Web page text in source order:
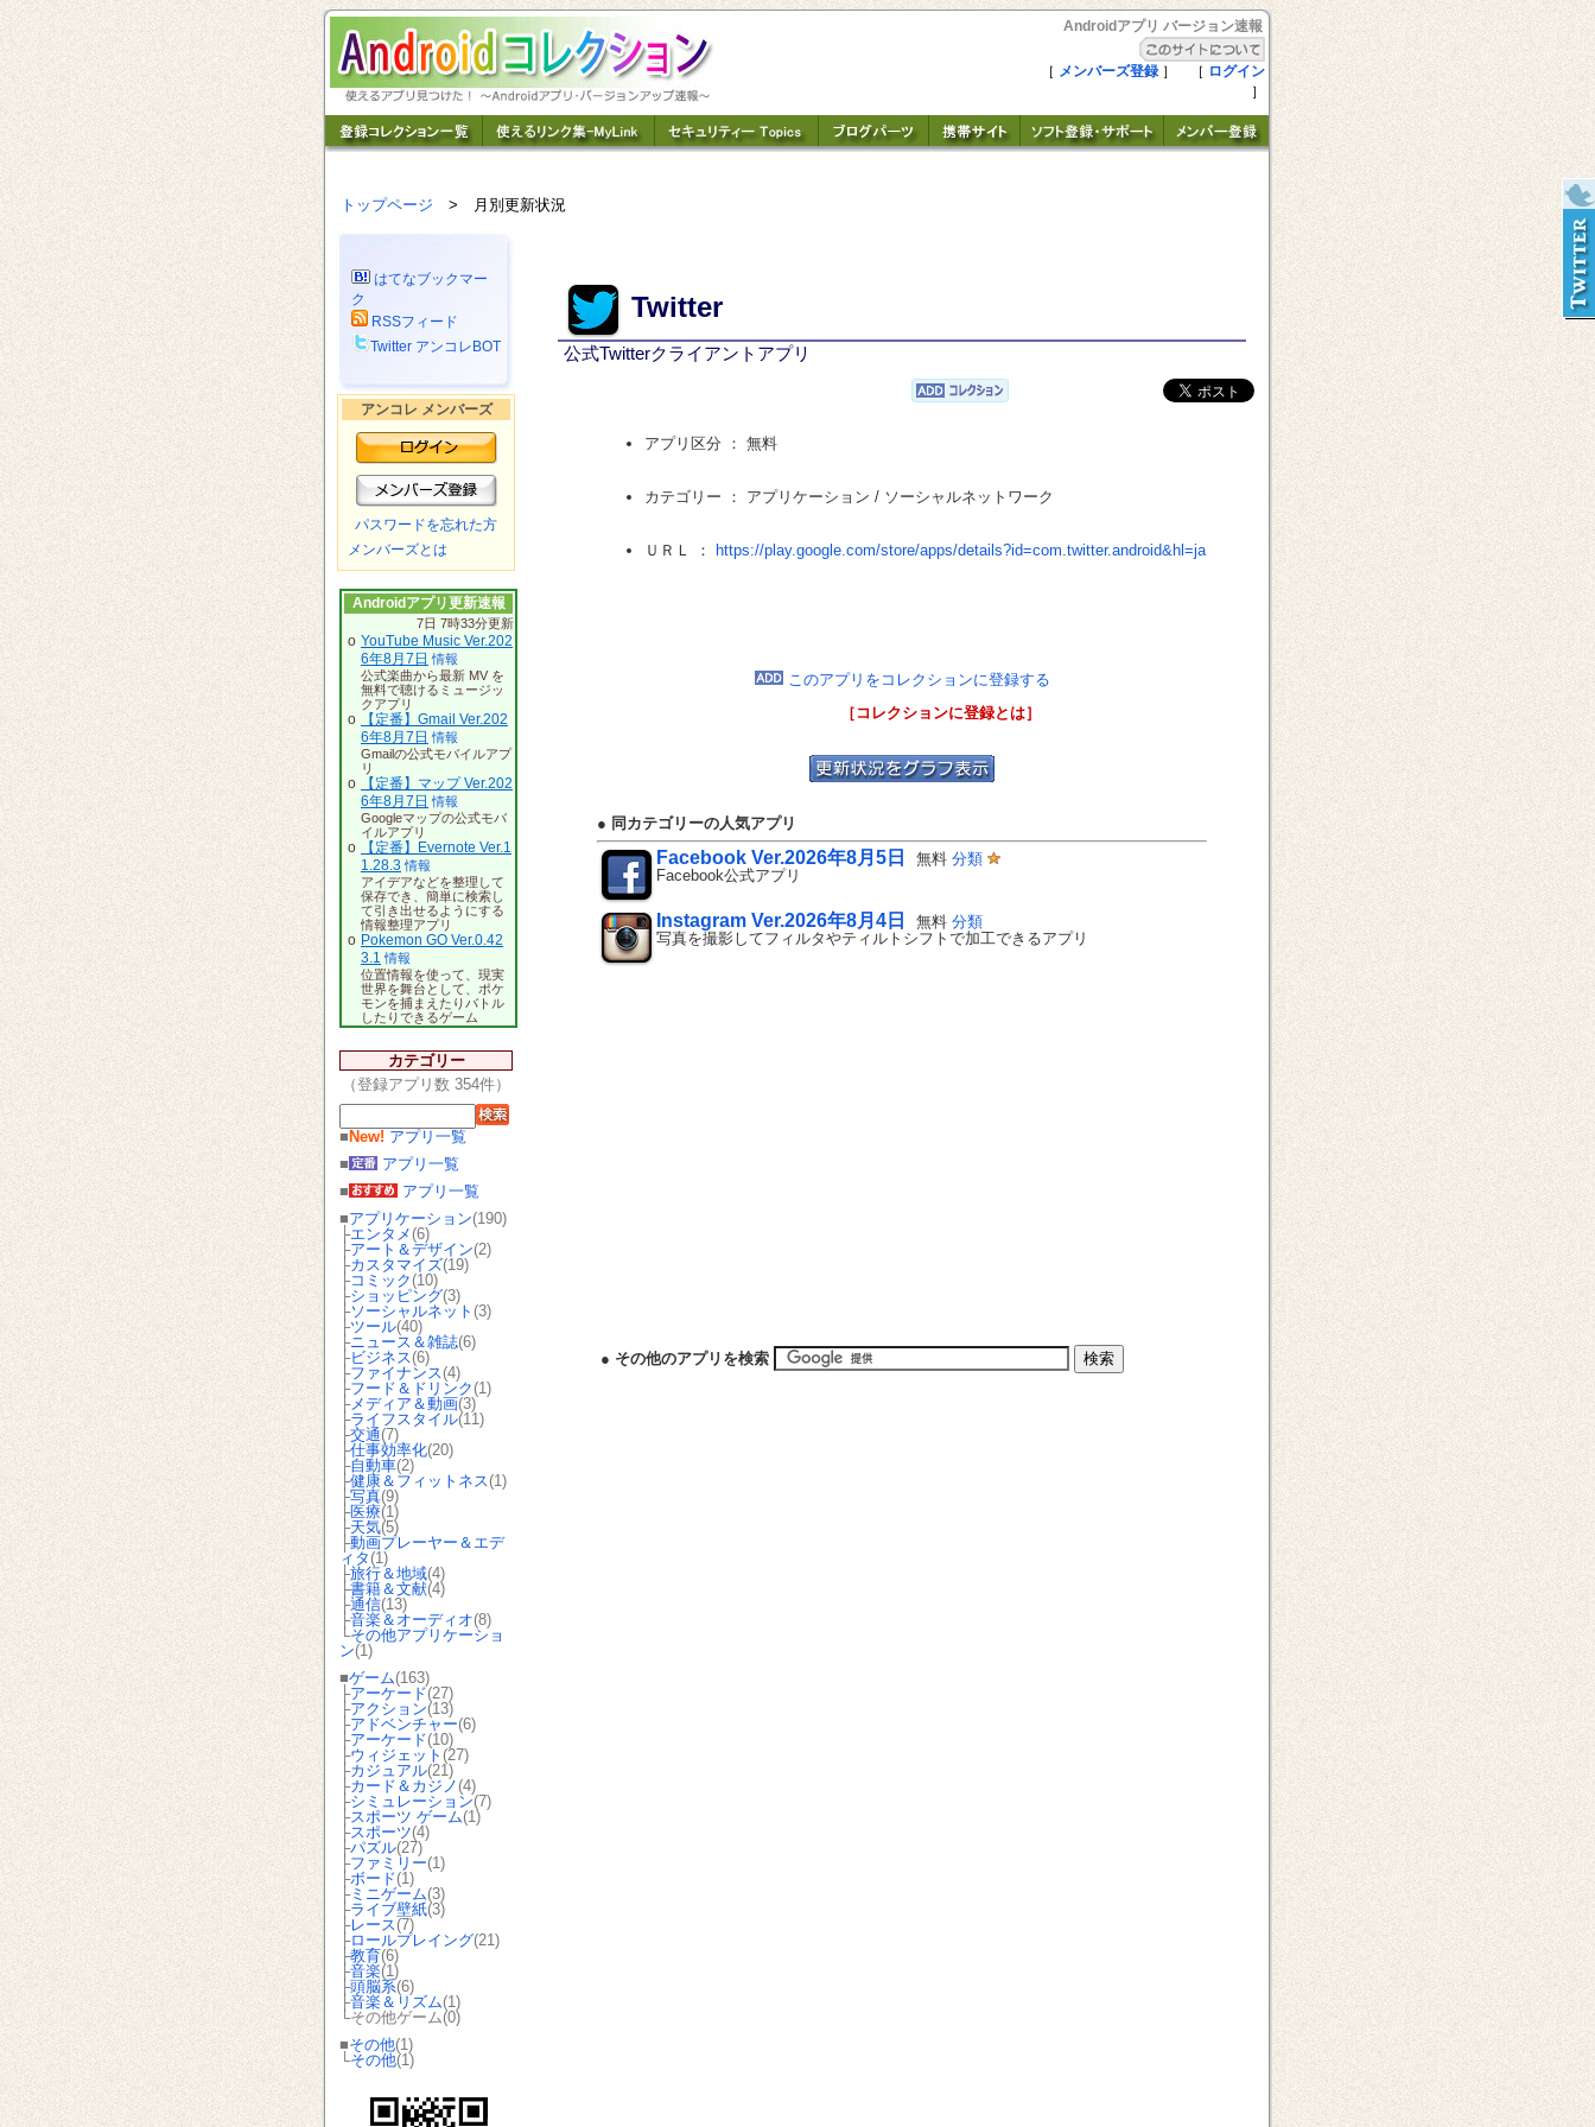
Androidアプリ バージョン速報
［ メンバーズ登録］ ［ ログイン
］
トップページ > 月別更新状況
はてなブックマー
ク
RSSフィード
Twitter アンコレBOT
アンコレ メンバーズ
パスワードを忘れた方
メンバーズとは
Androidアプリ更新速報
7日 7時33分更新
o YouTube Music Ver.202
6年8月7日 情報
公式楽曲から最新 MV を
無料で聴けるミュージッ
クアプリ
o
【定番】Gmail Ver.202
6年8月7日 情報
Gmailの公式モバイルアプ
リ
o
【定番】マップ Ver.202
6年8月7日 情報
Googleマップの公式モバ
イルアプリ
o
【定番】Evernote Ver.1
1.28.3 情報
アイデアなどを整理して
保存でき、簡単に検索し
て引き出せるようにする
情報整理アプリ
o Pokemon GO Ver.0.42
3.1 情報
位置情報を使って、現実
世界を舞台として、ポケ
モンを捕まえたりバトル
したりできるゲーム
カテゴリー
（登録アプリ数 354件）
■ New! アプリ一覧
■
アプリ一覧
■
アプリ一覧
■アプリケーション(190)
├エンタメ (6)
├アート＆デザイン(2)
├カスタマイズ(19)
├コミック (10)
├ショッピング(3)
├ソーシャルネット (3)
├ツール(40)
├ニュース＆雑誌(6)
├ビジネス(6)
├ファイナンス(4)
├フード＆ドリンク (1)
├メディア＆動画(3)
├ライフスタイル(11)
├交通(7)
├仕事効率化(20)
├自動車(2)
├健康＆フィットネス(1)
├写真(9)
├医療(1)
├天気(5)
├動画プレーヤー＆エデ
ィタ (1)
├旅行＆地域(4)
├書籍＆文献(4)
├通信(13)
├音楽＆オーディオ(8)
└その他アプリケーショ
ン(1)
■ゲーム(163)
├アーケード(27)
├アクション(13)
├アドベンチャー(6)
├アーケード(10)
├ウィジェット (27)
├カジュアル(21)
├カード＆カジノ (4)
├シミュレーション(7)
├スポーツ ゲーム(1)
├スポーツ(4)
├パズル(27)
├ファミリー(1)
├ボード(1)
├ミニゲーム(3)
├ライブ壁紙(3)
├レース(7)
├ロールプレイング(21)
├教育(6)
├音楽(1)
├頭脳系(6)
├音楽＆リズム(1)
└その他ゲーム(0)
■その他(1)
└その他(1)
Twitter
公式Twitterクライアントアプリ
アプリ区分 ： 無料
カテゴリー ： アプリケーション / ソーシャルネットワーク
ＵＲＬ ： https://play.google.com/store/apps/details?id=com.twitter.android&hl=ja
このアプリをコレクションに登録する
［コレクションに登録とは］
● 同カテゴリーの人気アプリ
Facebook Ver.2026年8月5日 無料 分類
Facebook公式アプリ
Instagram Ver.2026年8月4日 無料 分類
写真を撮影してフィルタやティルトシフトで加工できるアプリ
● その他のアプリを検索